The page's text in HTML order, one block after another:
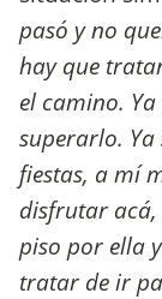
pasó y no
hay que
el camino.
superarlo.
fiestas, a mí
disfrutar
piso por ella
tratar de ir